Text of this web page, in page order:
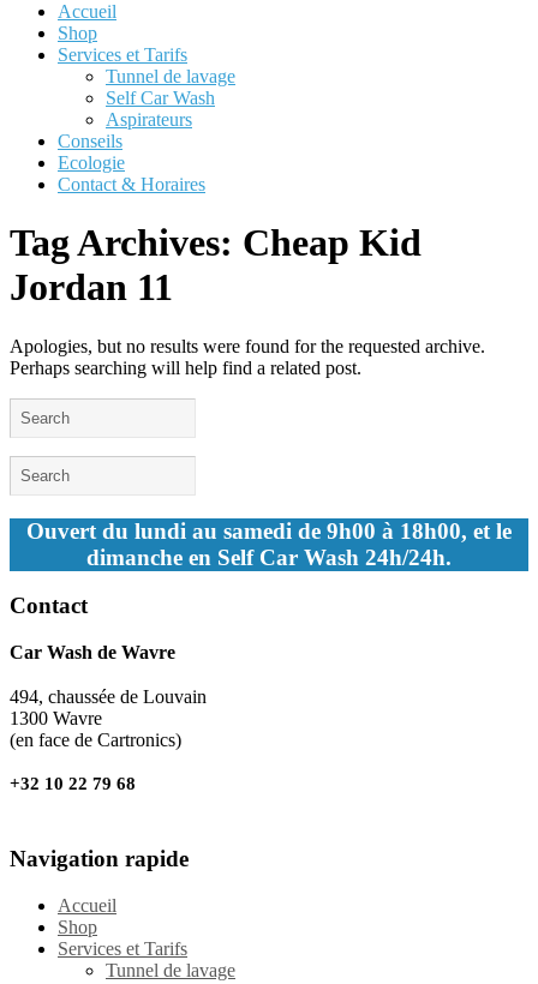
Accueil
Shop
Services et Tarifs
Tunnel de lavage
Self Car Wash
Aspirateurs
Conseils
Ecologie
Contact & Horaires
Tag Archives: Cheap Kid
Jordan 11
Apologies, but no results were found for the requested archive.
Perhaps searching will help find a related post.
Ouvert du lundi au samedi de 9h00 à 18h00, et le
dimanche en Self Car Wash 24h/24h.
Contact
Car Wash de Wavre
494, chaussée de Louvain
1300 Wavre
(en face de Cartronics)
+32 10 22 79 68
Navigation rapide
Accueil
Shop
Services et Tarifs
Tunnel de lavage